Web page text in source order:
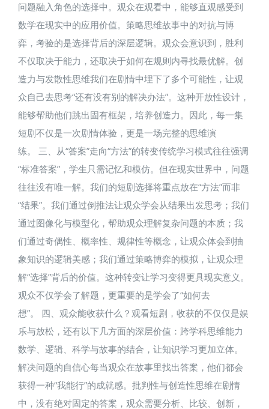
问题融入角色的选择中。观众在观看中，能够直观感受到
数学在现实中的应用价值。策略思维故事中的对抗与博
弈，考验的是选择背后的深层逻辑。观众会意识到，胜利
不仅取决于能力，还取决于如何在规则内寻找最优解。创
造力与发散性思维我们在剧情中埋下了多个可能性，让观
众自己去思考“还有没有别的解决办法”。这种开放性设计，
能够帮助他们跳出固有框架，培养创造力。因此，每一集
短剧不仅是一次剧情体验，更是一场完整的思维演
练。 三、从“答案”走向“方法”的转变​传统学习模式往往强调
“标准答案”，学生只需记忆和模仿。但在现实世界中，问题
往往没有唯一解。我们的短剧选择将重点放在“方法”而非
“结果”。我们通过倒推法让观众学会从结果出发思考；我们
通过图像化与模型化，帮助观众理解复杂问题的本质；我
们通过奇偶性、概率性、规律性等概念，让观众体会到抽
象知识的逻辑美感；我们通过策略博弈的模拟，让观众理
解“选择”背后的价值。这种转变让学习变得更具现实意义。
观众不仅学会了解题，更重要的是学会了“如何去
想”。 四、观众能收获什么？​观看短剧，收获的不仅仅是娱
乐与放松，还有以下几方面的深层价值：跨学科思维能力
数学、逻辑、科学与故事的结合，让知识学习更加立体。
解决问题的自信心每当观众在故事里找出答案，他们都会
获得一种“我能行”的成就感。批判性与创造性思维在剧情
中，没有绝对固定的答案，观众需要分析、比较、创新，